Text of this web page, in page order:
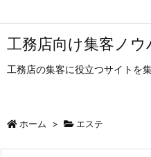
工務店向け集客ノウ
工務店の集客に役立つサイトを集
ホーム > エステ